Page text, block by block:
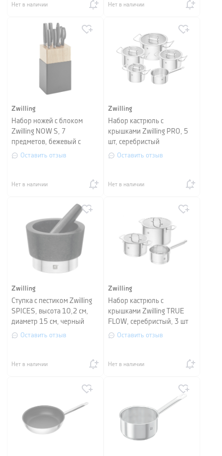
Нет в наличии Нет в наличии
Zwilling
Набор ножей с блоком
Zwilling NOW S, 7
предметов, бежевый с
черным
Оставить отзыв
Нет в наличии
Zwilling
Набор кастрюль с
крышками Zwilling PRO, 5
шт, серебристый
Оставить отзыв
Нет в наличии
Zwilling
Ступка с пестиком Zwilling
SPICES, высота 10,2 см,
диаметр 15 см, черный
Оставить отзыв
Нет в наличии
Zwilling
Набор кастрюль с
крышками Zwilling TRUE
FLOW, серебристый, 3 шт
Оставить отзыв
Нет в наличии